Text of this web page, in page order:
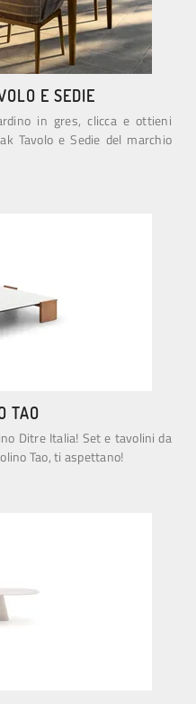
E SEDIE
in gres, clicca e ottieni
Tavolo e Sedie del marchio
TAO
Ditre Italia! Set e tavolini da
Tao, ti aspettano!